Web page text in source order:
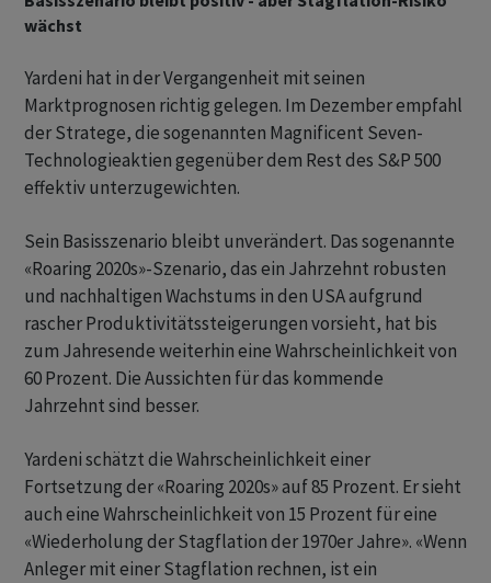
wächst
Yardeni hat in der Vergangenheit mit seinen
Marktprognosen richtig gelegen. Im Dezember empfahl
der Stratege, die sogenannten Magnificent Seven-
Technologieaktien gegenüber dem Rest des S&P 500
effektiv unterzugewichten.
Sein Basisszenario bleibt unverändert. Das sogenannte
«Roaring 2020s»-Szenario, das ein Jahrzehnt robusten
und nachhaltigen Wachstums in den USA aufgrund
rascher Produktivitätssteigerungen vorsieht, hat bis
zum Jahresende weiterhin eine Wahrscheinlichkeit von
60 Prozent. Die Aussichten für das kommende
Jahrzehnt sind besser.
Yardeni schätzt die Wahrscheinlichkeit einer
Fortsetzung der «Roaring 2020s» auf 85 Prozent. Er sieht
auch eine Wahrscheinlichkeit von 15 Prozent für eine
«Wiederholung der Stagflation der 1970er Jahre». «Wenn
Anleger mit einer Stagflation rechnen, ist ein